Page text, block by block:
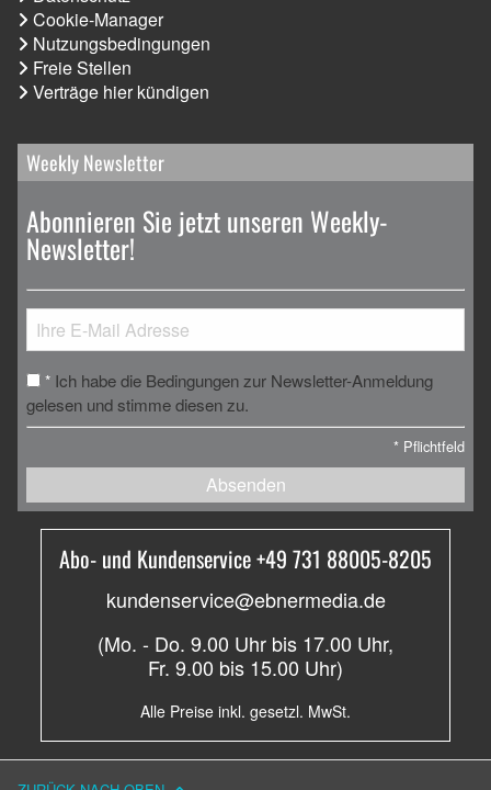
Cookie-Manager
Nutzungsbedingungen
Freie Stellen
Verträge hier kündigen
Weekly Newsletter
Abonnieren Sie jetzt unseren Weekly-
Newsletter!
* Ich habe die Bedingungen zur Newsletter-Anmeldung
gelesen und stimme diesen zu.
* Pflichtfeld
Absenden
Abo- und Kundenservice +49 731 88005-8205
kundenservice@ebnermedia.de
(Mo. - Do. 9.00 Uhr bis 17.00 Uhr,
Fr. 9.00 bis 15.00 Uhr)
Alle Preise inkl. gesetzl. MwSt.